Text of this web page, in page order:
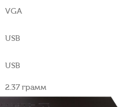
VGA
USB
USB
2.37 грамм